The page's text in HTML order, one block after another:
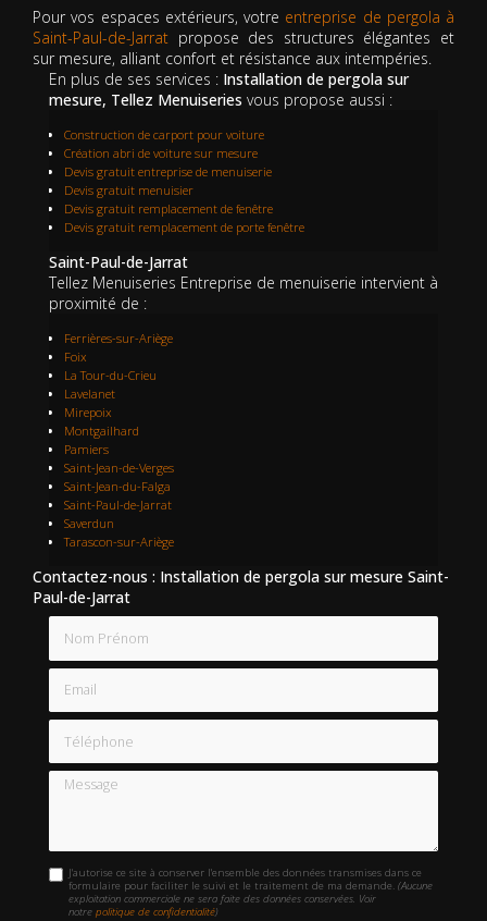
Pour vos espaces extérieurs, votre entreprise de pergola à
Saint-Paul-de-Jarrat propose des structures élégantes et
sur mesure, alliant confort et résistance aux intempéries.
En plus de ses services : Installation de pergola sur
mesure, Tellez Menuiseries vous propose aussi :
Construction de carport pour voiture
Création abri de voiture sur mesure
Devis gratuit entreprise de menuiserie
Devis gratuit menuisier
Devis gratuit remplacement de fenêtre
Devis gratuit remplacement de porte fenêtre
Saint-Paul-de-Jarrat
Tellez Menuiseries Entreprise de menuiserie intervient à
proximité de :
Ferrières-sur-Ariège
Foix
La Tour-du-Crieu
Lavelanet
Mirepoix
Montgailhard
Pamiers
Saint-Jean-de-Verges
Saint-Jean-du-Falga
Saint-Paul-de-Jarrat
Saverdun
Tarascon-sur-Ariège
Contactez-nous : Installation de pergola sur mesure Saint-
Paul-de-Jarrat
Email
Téléphone
Message
J'autorise ce site à conserver l'ensemble des données transmises dans ce
formulaire pour faciliter le suivi et le traitement de ma demande.(Aucune
exploitation commerciale ne sera faite des données conservées. Voir
notrepolitique de confidentialité)